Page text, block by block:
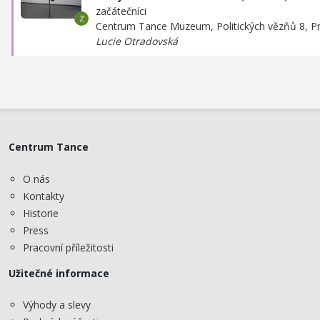
začátečníci
Centrum Tance Muzeum, Politických vězňů 8,
Lucie Otradovská
Centrum Tance
O nás
Kontakty
Historie
Press
Pracovní příležitosti
Užitečné informace
Výhody a slevy